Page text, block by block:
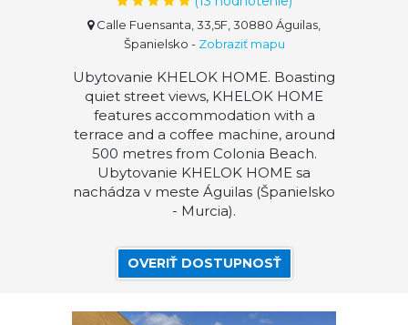
Calle Fuensanta, 33,5F, 30880 Águilas,
Španielsko - Zobraziť mapu
Ubytovanie KHELOK HOME. Boasting
quiet street views, KHELOK HOME
features accommodation with a
terrace and a coffee machine, around
500 metres from Colonia Beach.
Ubytovanie KHELOK HOME sa
nachádza v meste Águilas (Španielsko
- Murcia).
OVERIŤ DOSTUPNOSŤ